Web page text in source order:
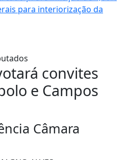
para interiorização da
convites
e Campos
Câmara